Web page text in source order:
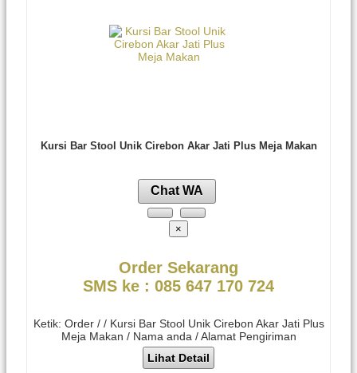
Kursi Bar Stool Unik Cirebon Akar Jati Plus Meja Makan
Chat WA
×
Order Sekarang
SMS ke : 085 647 170 724
Ketik: Order / / Kursi Bar Stool Unik Cirebon Akar Jati Plus
Meja Makan / Nama anda / Alamat Pengiriman
Lihat Detail